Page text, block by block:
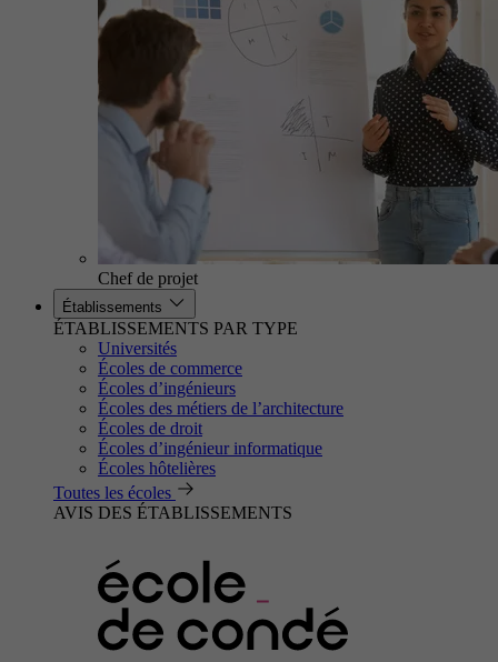
Chef de projet
Établissements
ÉTABLISSEMENTS PAR TYPE
Universités
Écoles de commerce
Écoles d’ingénieurs
Écoles des métiers de l’architecture
Écoles de droit
Écoles d’ingénieur informatique
Écoles hôtelières
Toutes les écoles
AVIS DES ÉTABLISSEMENTS